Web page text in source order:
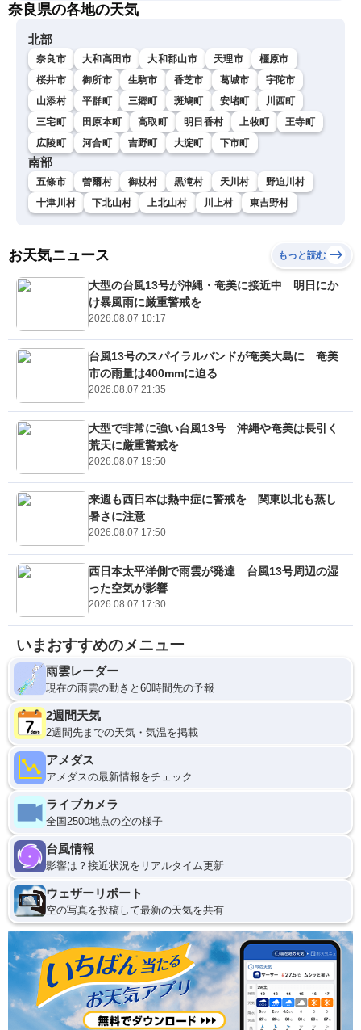
奈良県の各地の天気
北部
奈良市 大和高田市 大和郡山市 天理市
橿原市
桜井市
御所市 生駒市 香芝市 葛城市
宇陀市
山添村
平群町 三郷町 斑鳩町 安堵町
川西町
三宅町
田原本町 高取町 明日香村 上牧町
王寺町
広陵町
河合町 吉野町 大淀町 下市町
南部
五條市 曽爾村 御杖村 黒滝村 天川村
野迫川村
十津川村
下北山村 上北山村 川上村 東吉野村
お天気ニュース もっと読む
大型の台風13号が沖縄・奄美に接近中 明日にか
け暴風雨に厳重警戒を
2026.08.07 10:17
台風13号のスパイラルバンドが奄美大島に 奄美
市の雨量は400mmに迫る
2026.08.07 21:35
大型で非常に強い台風13号 沖縄や奄美は長引く
荒天に厳重警戒を
2026.08.07 19:50
来週も西日本は熱中症に警戒を 関東以北も蒸し
暑さに注意
2026.08.07 17:50
西日本太平洋側で雨雲が発達 台風13号周辺の湿
った空気が影響
2026.08.07 17:30
いまおすすめのメニュー
雨雲レーダー
現在の雨雲の動きと60時間先の予報
2週間天気
2週間先までの天気・気温を掲載
アメダス
アメダスの最新情報をチェック
ライブカメラ
全国2500地点の空の様子
台風情報
影響は？接近状況をリアルタイム更新
ウェザーリポート
空の写真を投稿して最新の天気を共有